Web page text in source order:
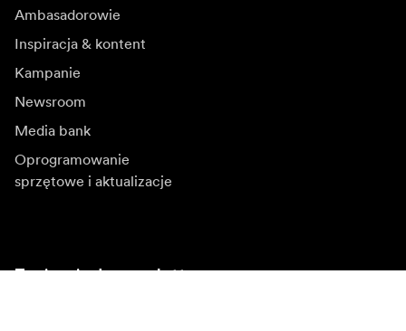
Ambasadorowie
Inspiracja & kontent
Kampanie
Newsroom
Media bank
Oprogramowanie
sprzętowe i aktualizacje
Zapisz się do newslettera